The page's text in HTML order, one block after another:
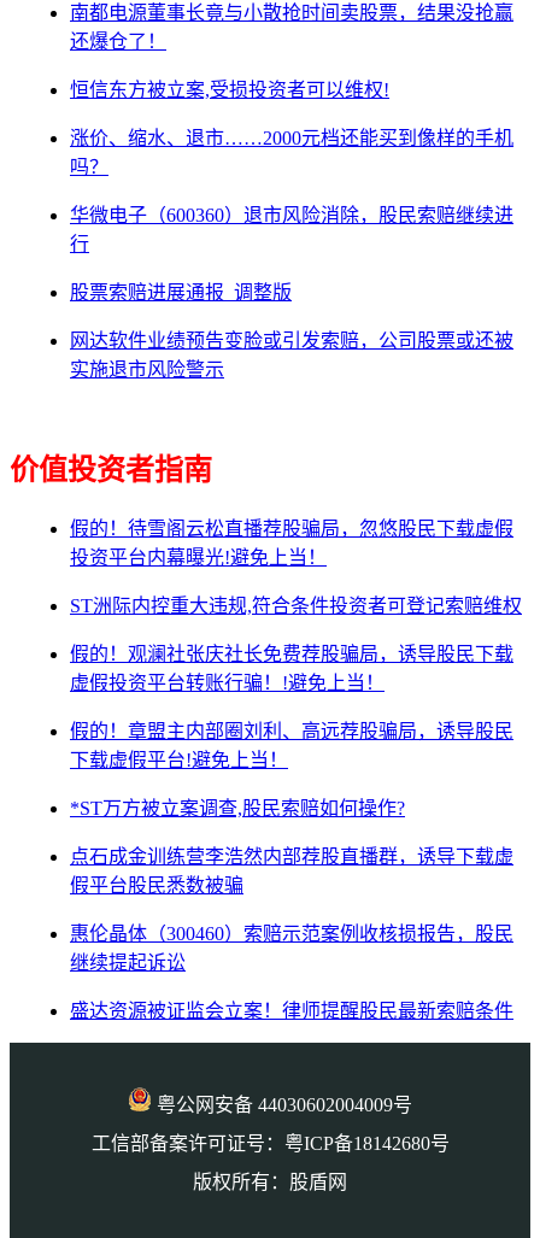
南都电源董事长竟与小散抢时间卖股票，结果没抢赢
还爆仓了！
恒信东方被立案,受损投资者可以维权!
涨价、缩水、退市……2000元档还能买到像样的手机
吗？
华微电子（600360）退市风险消除，股民索赔继续进
行
股票索赔进展通报_调整版
网达软件业绩预告变脸或引发索赔，公司股票或还被
实施退市风险警示
价值投资者指南
假的！待雪阁云松直播荐股骗局，忽悠股民下载虚假
投资平台内幕曝光!避免上当！
ST洲际内控重大违规,符合条件投资者可登记索赔维权
假的！观澜社张庆社长免费荐股骗局，诱导股民下载
虚假投资平台转账行骗！!避免上当！
假的！章盟主内部圈刘利、高远荐股骗局，诱导股民
下载虚假平台!避免上当！
*ST万方被立案调查,股民索赔如何操作?
点石成金训练营李浩然内部荐股直播群，诱导下载虚
假平台股民悉数被骗
惠伦晶体（300460）索赔示范案例收核损报告，股民
继续提起诉讼
盛达资源被证监会立案！律师提醒股民最新索赔条件
粤公网安备 44030602004009号
工信部备案许可证号：粤ICP备18142680号
版权所有：股盾网